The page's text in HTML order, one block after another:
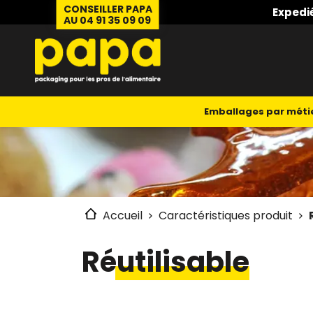
CONSEILLER PAPA
AU 04 91 35 09 09
Emballages par
Accueil Caractéristiques produit
Réutilisable